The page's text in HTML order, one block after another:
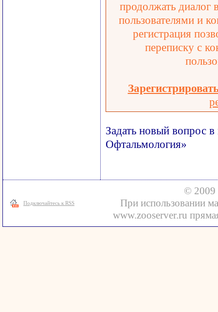
продолжать диалог
пользователями и
регистрация
переписку с
Задать новый вопрос
Офтальмология»
Подключайтесь к RSS
© 2009
При использовании
www.zooserver.ru